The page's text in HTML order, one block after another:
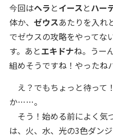
今回はヘラ とイースとハー
体か、 ゼウスあたりを入れ
でゼウスの攻略をやってな
す。あとエキドナね。うー
組めそうですね！やったね
え？でもちょっと待って
か……。
そう！始める前によく気
は、火、水、光の3色ダン